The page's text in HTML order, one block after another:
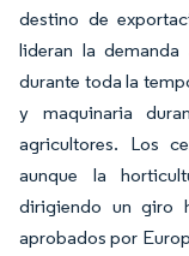
destino de
lideran la demanda
durante toda la
y maquinaria
agricultores. Los
aunque la
dirigiendo un giro
aprobados por